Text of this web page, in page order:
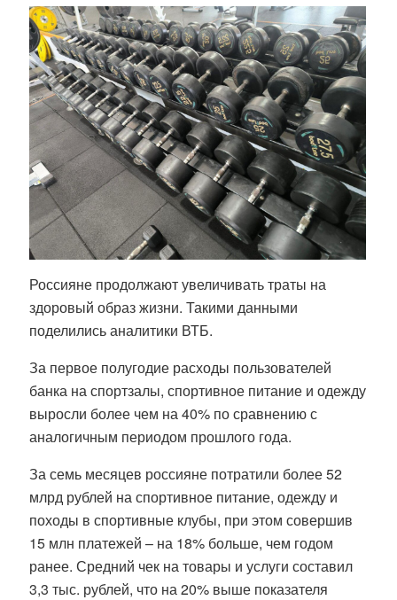
Россияне продолжают увеличивать траты на
здоровый образ жизни. Такими данными
поделились аналитики ВТБ.
За первое полугодие расходы пользователей
банка на спортзалы, спортивное питание и одежду
выросли более чем на 40% по сравнению с
аналогичным периодом прошлого года.
За семь месяцев россияне потратили более 52
млрд рублей на спортивное питание, одежду и
походы в спортивные клубы, при этом совершив
15 млн платежей – на 18% больше, чем годом
ранее. Средний чек на товары и услуги составил
3,3 тыс. рублей, что на 20% выше показателя